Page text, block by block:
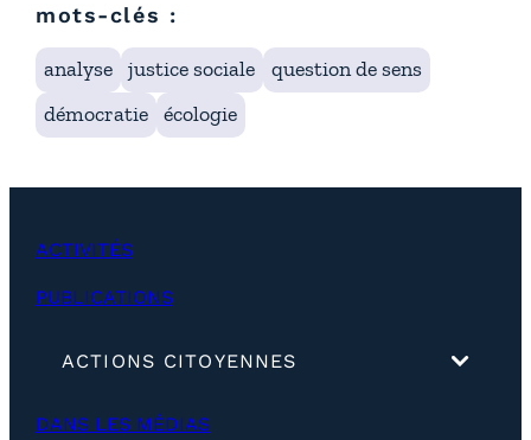
mots-clés :
analyse justice sociale
question de sens
démocratie
écologie
ACTIVITÉS
PUBLICATIONS
ACTIONS CITOYENNES
DANS LES MÉDIAS